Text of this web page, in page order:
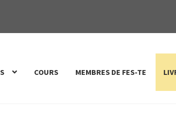
COURS MEMBRES DE FES-TE